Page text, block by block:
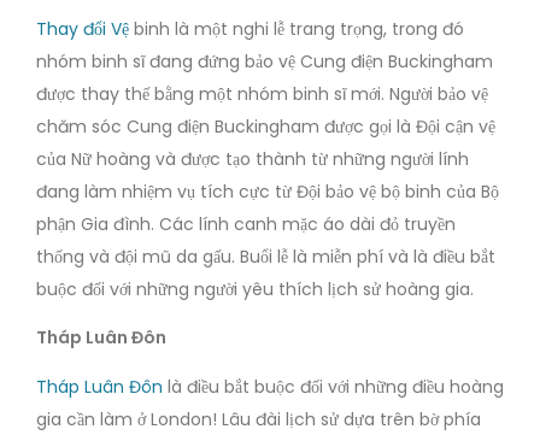
Thay đổi Vệ binh là một nghi lễ trang trọng, trong đó
nhóm binh sĩ đang đứng bảo vệ Cung điện Buckingham
được thay thế bằng một nhóm binh sĩ mới. Người bảo vệ
chăm sóc Cung điện Buckingham được gọi là Đội cận vệ
của Nữ hoàng và được tạo thành từ những người lính
đang làm nhiệm vụ tích cực từ Đội bảo vệ bộ binh của Bộ
phận Gia đình. Các lính canh mặc áo dài đỏ truyền
thống và đội mũ da gấu. Buổi lễ là miễn phí và là điều bắt
buộc đối với những người yêu thích lịch sử hoàng gia.
Tháp Luân Đôn
Tháp Luân Đôn là điều bắt buộc đối với những điều hoàng
gia cần làm ở London! Lâu đài lịch sử dựa trên bờ phía